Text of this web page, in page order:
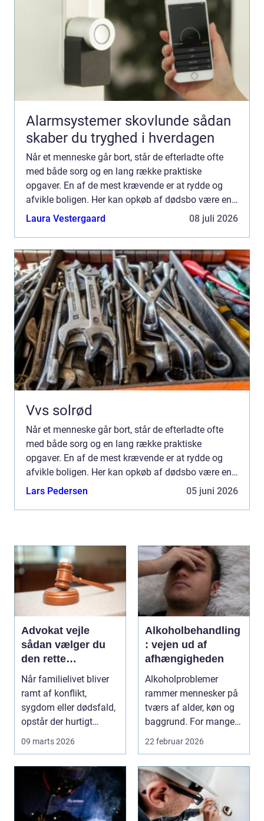
Alarmsystemer skovlunde sådan
skaber du tryghed i hverdagen
Når et menneske går bort, står de efterladte ofte
med både sorg og en lang række praktiske
opgaver. En af de mest krævende er at rydde og
afvikle boligen. Her kan opkøb af dødsbo være en
løsning, som gør processen nemmere, hurtigere og
Laura Vestergaard 08 juli 2026
Vvs solrød
Når et menneske går bort, står de efterladte ofte
med både sorg og en lang række praktiske
opgaver. En af de mest krævende er at rydde og
afvikle boligen. Her kan opkøb af dødsbo være en
løsning, som gør processen nemmere, hurtigere og
Lars Pedersen 05 juni 2026
Advokat vejle
sådan vælger du
den rette
familieretsadvokat
Når familielivet bliver
ramt af konflikt,
sygdom eller dødsfald,
opstår der hurtigt
spørgsmål, som k...
09 marts 2026
Alkoholbehandling
: vejen ud af
afhængigheden
Alkoholproblemer
rammer mennesker på
tværs af alder, køn og
baggrund. For mange
s...
22 februar 2026